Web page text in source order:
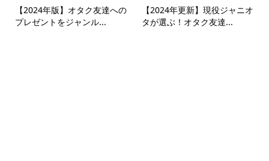
【2024年版】オタク友達への
プレゼントをジャンル...
【2024年更新】現役ジャニオ
タが選ぶ！オタク友達...